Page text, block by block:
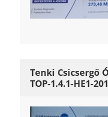
Tenki Csicsergő
TOP-1.4.1-HE1-